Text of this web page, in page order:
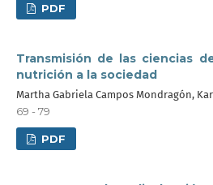
PDF
Transmisión de las ciencias
nutrición a la sociedad
Martha Gabriela Campos Mondragón,
69 - 79
PDF